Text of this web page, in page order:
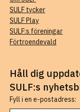
SULF tycker
SULF Play
SULF:s föreningar
Förtroendevald
Håll dig
SULF:s
Fyll i en e-postadress: